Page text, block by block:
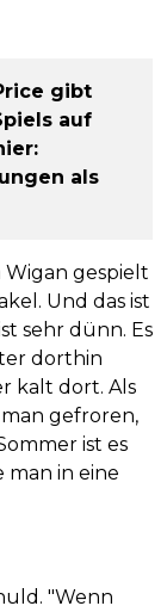
gibt
auf
als
Wigan gespielt
Und das ist
sehr dünn. Es
dorthin
kalt dort. Als
gefroren,
ist es
man in eine
"Wenn